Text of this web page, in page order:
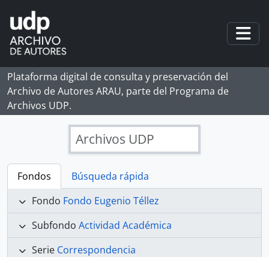
Skip to main content
Plataforma digital de consulta y preservación del
Archivo de Autores ARAU, parte del Programa de
Archivos UDP.
Archivos UDP
Fondos
Búsqueda rápida
Fondo Fondo Eugenio Téllez
Subfondo Actividad Académica
Serie Correspondencia